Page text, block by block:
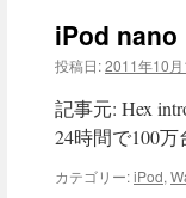
iPod nano
投稿日:2011年10月
記事元: Hex
24時間で100
カテゴリー:iPod,